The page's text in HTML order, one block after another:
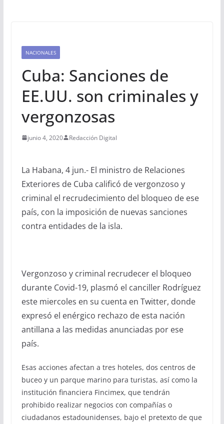
NACIONALES
Cuba: Sanciones de
EE.UU. son criminales y
vergonzosas
junio 4, 2020 Redacción Digital
La Habana, 4 jun.- El ministro de Relaciones
Exteriores de Cuba calificó de vergonzoso y
criminal el recrudecimiento del bloqueo de ese
país, con la imposición de nuevas sanciones
contra entidades de la isla.
Vergonzoso y criminal recrudecer el bloqueo
durante Covid-19, plasmó el canciller Rodríguez
este miercoles en su cuenta en Twitter, donde
expresó el enérgico rechazo de esta nación
antillana a las medidas anunciadas por ese
país.
Esas acciones afectan a tres hoteles, dos centros de
buceo y un parque marino para turistas, así como la
institución financiera Fincimex, que tendrán
prohibido realizar negocios con compañías o
ciudadanos estadounidenses, bajo el pretexto de que